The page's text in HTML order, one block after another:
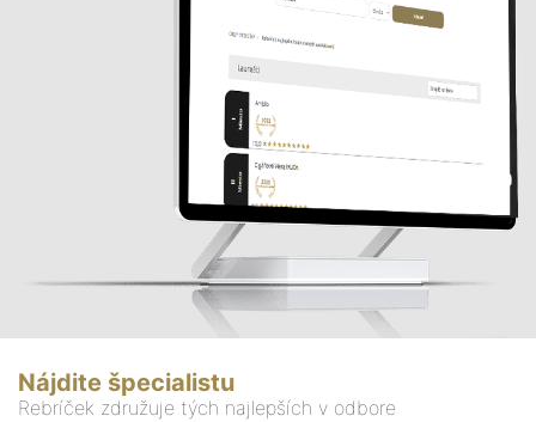
Nájdite špecialistu
Rebríček združuje tých najlepších v odbore